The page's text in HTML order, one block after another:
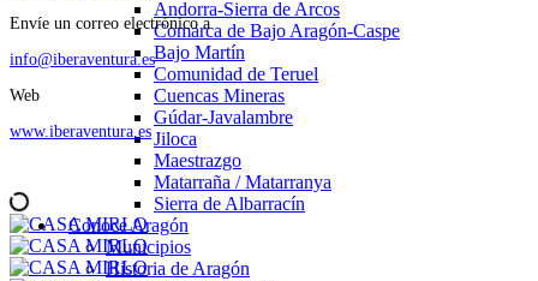
Andorra-Sierra de Arcos
Comarca de Bajo Aragón-Caspe
Bajo Martín
Comunidad de Teruel
Cuencas Mineras
Gúdar-Javalambre
Jiloca
Maestrazgo
Matarraña / Matarranya
Sierra de Albarracín
Conoce Aragón
Municipios
Historia de Aragón
Envíe un correo electrónico a
info@iberaventura.es
Web
www.iberaventura.es